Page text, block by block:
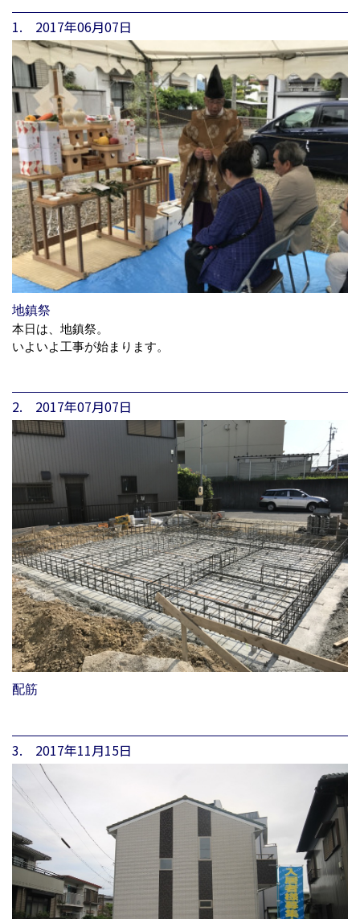
1. 2017年06月07日
地鎮祭
本日は、地鎮祭。
いよいよ工事が始まります。
2. 2017年07月07日
配筋
3. 2017年11月15日